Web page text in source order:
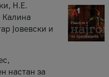
Н.Е.
Калина
Јовевски и
настан за